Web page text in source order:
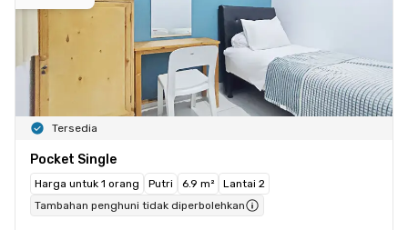
Tersedia
Pocket Single
Harga untuk 1 orang Putri 6.9 m²
Lantai 2
Tambahan penghuni tidak diperbolehkan